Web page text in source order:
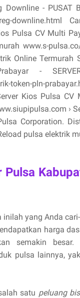
- PUSAT
downline.html
Pulsa CV Multi
www.s-
Online
-
token-pln-
Kios Pulsa
›
Corporation.
pulsa elektrik
inilah yang Anda
harga
semakin
pulsa lainnya,
satu peluang